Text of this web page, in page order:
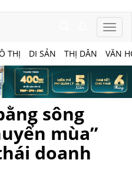
THỊ DI SẢN THỊ DÂN VĂN
sông
mùa”
doanh